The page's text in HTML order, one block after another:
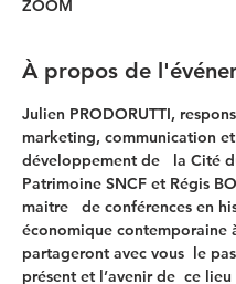
ZOOM
À propos de
Julien PRODORUTTI,
marketing, communication et
développement de   la Cité
Patrimoine SNCF et Régis
maitre   de conférences en
économique contemporaine
partageront avec vous  le
présent et l’avenir de  ce lieu